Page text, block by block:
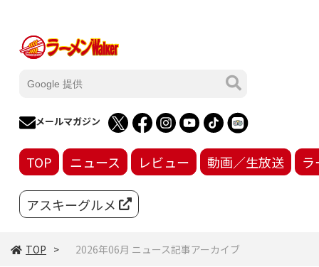
メールマガジン
TOP ニュース レビュー 動画／生放送
アスキーグルメ
TOP 2026年06月 ニュース記事アーカイブ